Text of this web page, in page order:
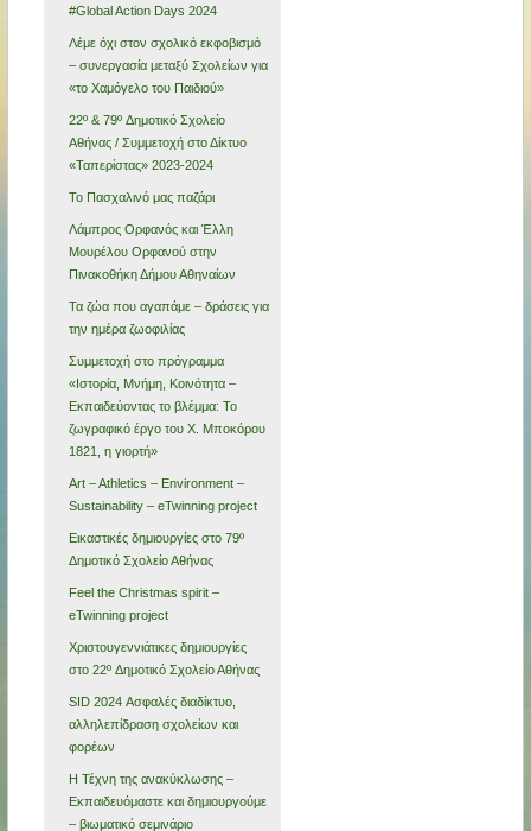
#Global Action Days 2024
Λέμε όχι στον σχολικό εκφοβισμό
– συνεργασία μεταξύ Σχολείων για
«το Χαμόγελο του Παιδιού»
22º & 79º Δημοτικό Σχολείο
Αθήνας / Συμμετοχή στο Δίκτυο
«Ταπερίστας» 2023-2024
Το Πασχαλινό μας παζάρι
Λάμπρος Ορφανός και Έλλη
Μουρέλου Ορφανού στην
Πινακοθήκη Δήμου Αθηναίων
Τα ζώα που αγαπάμε – δράσεις για
την ημέρα ζωοφιλίας
Συμμετοχή στο πρόγραμμα
«Ιστορία, Μνήμη, Κοινότητα –
Εκπαιδεύοντας το βλέμμα: Το
ζωγραφικό έργο του Χ. Μποκόρου
1821, η γιορτή»
Art – Athletics – Environment –
Sustainability – eTwinning project
Εικαστικές δημιουργίες στο 79º
Δημοτικό Σχολείο Αθήνας
Feel the Christmas spirit –
eTwinning project
Χριστουγεννιάτικες δημιουργίες
στο 22º Δημοτικό Σχολείο Αθήνας
SID 2024 Ασφαλές διαδίκτυο,
αλληλεπίδραση σχολείων και
φορέων
Η Τέχνη της ανακύκλωσης –
Εκπαιδευόμαστε και δημιουργούμε
– βιωματικό σεμινάριο